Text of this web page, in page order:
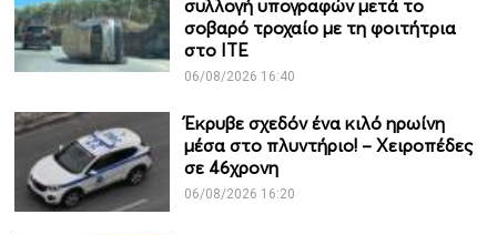
συλλογή υπογραφών μετά το
σοβαρό τροχαίο με τη φοιτήτρια
στο ΙΤΕ
06/08/2026 16:40
Έκρυβε σχεδόν ένα κιλό ηρωίνη
μέσα στο πλυντήριο! – Χειροπέδες
σε 46χρονη
06/08/2026 16:20